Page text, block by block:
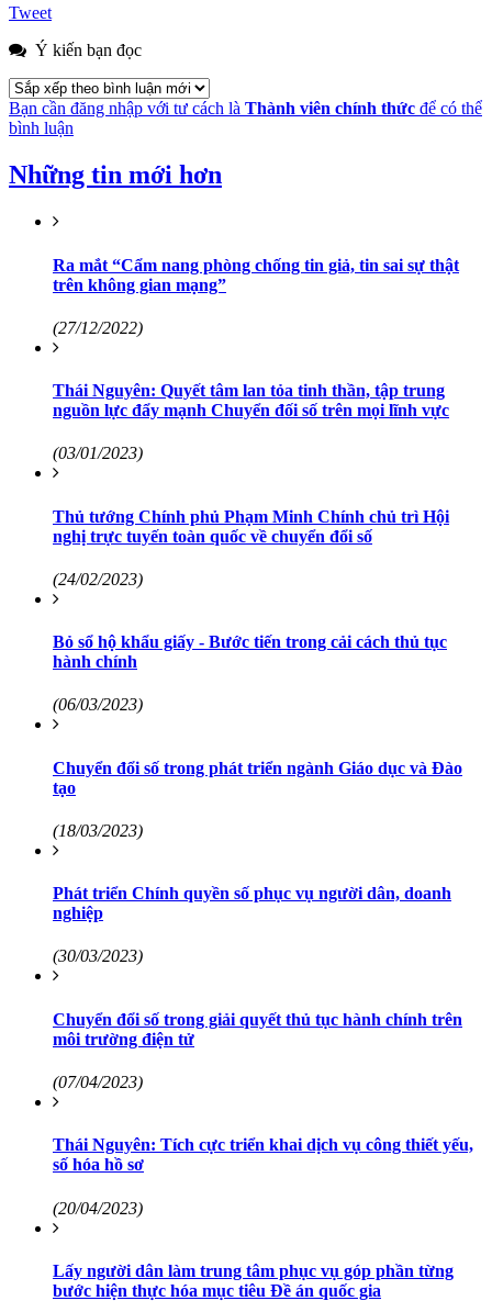
Tweet
Ý kiến bạn đọc
Bạn cần đăng nhập với tư cách là Thành viên chính thức để có thể
bình luận
Những tin mới hơn
Ra mắt “Cẩm nang phòng chống tin giả, tin sai sự thật
trên không gian mạng”
(27/12/2022)
Thái Nguyên: Quyết tâm lan tỏa tinh thần, tập trung
nguồn lực đẩy mạnh Chuyển đối số trên mọi lĩnh vực
(03/01/2023)
Thủ tướng Chính phủ Phạm Minh Chính chủ trì Hội
nghị trực tuyến toàn quốc về chuyển đổi số
(24/02/2023)
Bỏ sổ hộ khẩu giấy - Bước tiến trong cải cách thủ tục
hành chính
(06/03/2023)
Chuyển đổi số trong phát triển ngành Giáo dục và Đào
tạo
(18/03/2023)
Phát triển Chính quyền số phục vụ người dân, doanh
nghiệp
(30/03/2023)
Chuyển đổi số trong giải quyết thủ tục hành chính trên
môi trường điện tử
(07/04/2023)
Thái Nguyên: Tích cực triển khai dịch vụ công thiết yếu,
số hóa hồ sơ
(20/04/2023)
Lấy người dân làm trung tâm phục vụ góp phần từng
bước hiện thực hóa mục tiêu Đề án quốc gia